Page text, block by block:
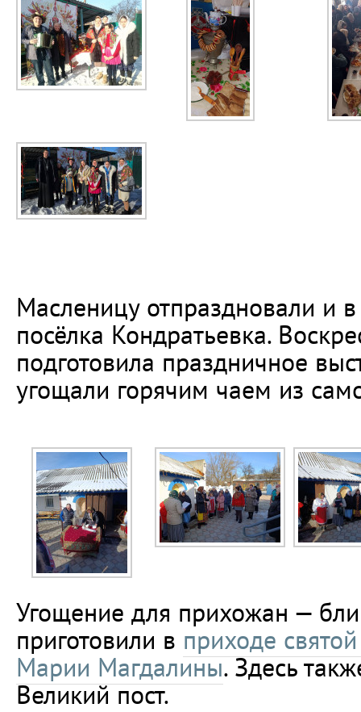
Масленицу отпраздновали и
посёлка Кондратьевка.
подготовила праздничное
угощали горячим чаем из
Угощение для прихожан —
приготовили в приходе
Марии Магдалины. Здесь
Великий пост.